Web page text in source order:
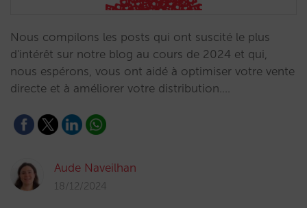
Nous compilons les posts qui ont suscité le plus
d'intérêt sur notre blog au cours de 2024 et qui,
nous espérons, vous ont aidé à optimiser votre vente
directe et à améliorer votre distribution.…
Aude Naveilhan
18/12/2024